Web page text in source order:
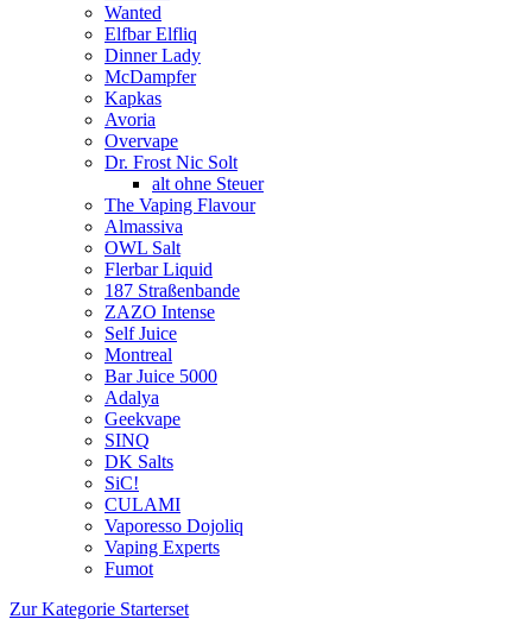
Wanted
Elfbar Elfliq
Dinner Lady
McDampfer
Kapkas
Avoria
Overvape
Dr. Frost Nic Solt
alt ohne Steuer
The Vaping Flavour
Almassiva
OWL Salt
Flerbar Liquid
187 Straßenbande
ZAZO Intense
Self Juice
Montreal
Bar Juice 5000
Adalya
Geekvape
SINQ
DK Salts
SiC!
CULAMI
Vaporesso Dojoliq
Vaping Experts
Fumot
Zur Kategorie Starterset